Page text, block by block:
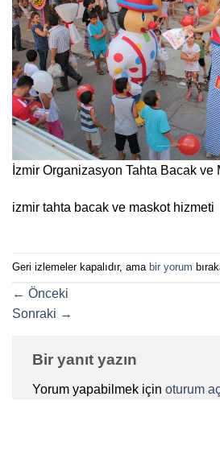
İzmir Organizasyon Tahta Bacak ve
izmir tahta bacak ve maskot hizmeti
Geri izlemeler kapalıdır, ama bir yorum
← Önceki
Sonraki →
Bir yanıt yazın
Yorum yapabilmek için oturum